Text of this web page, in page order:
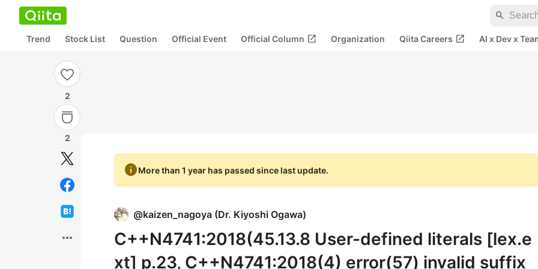
search
Trend Stock List Question Official Event Official Column open_in_new Organization Qiita Careers open_in_new AI x Dev x
2
2
more_horiz
infoMore than 1 year has passed since last update.
@kaizen_nagoya (Dr. Kiyoshi Ogawa)
C++N4741:2018(45.13.8 User-defined literals [lex.e
xt] p.23, C++N4741:2018(4) error(57) invalid suffix